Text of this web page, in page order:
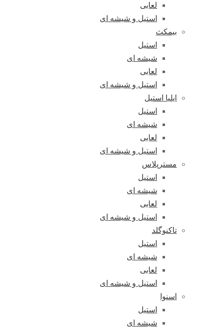
لعابی
استیل و شیشه ای
بیمکث
استیل
شیشه ای
لعابی
استیل و شیشه ای
ایلیا استیل
استیل
شیشه ای
لعابی
استیل و شیشه ای
مسترپلاس
استیل
شیشه ای
لعابی
استیل و شیشه ای
تاکنوگلد
استیل
شیشه ای
لعابی
استیل و شیشه ای
اسنوا
استیل
شیشه ای